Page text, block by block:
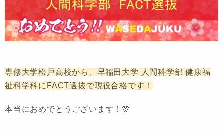
専修大学松戸高校から、早稲田大学 人間科学部 健康福
祉科学科にFACT選抜で現役合格です！
本当におめでとうございます！🌸